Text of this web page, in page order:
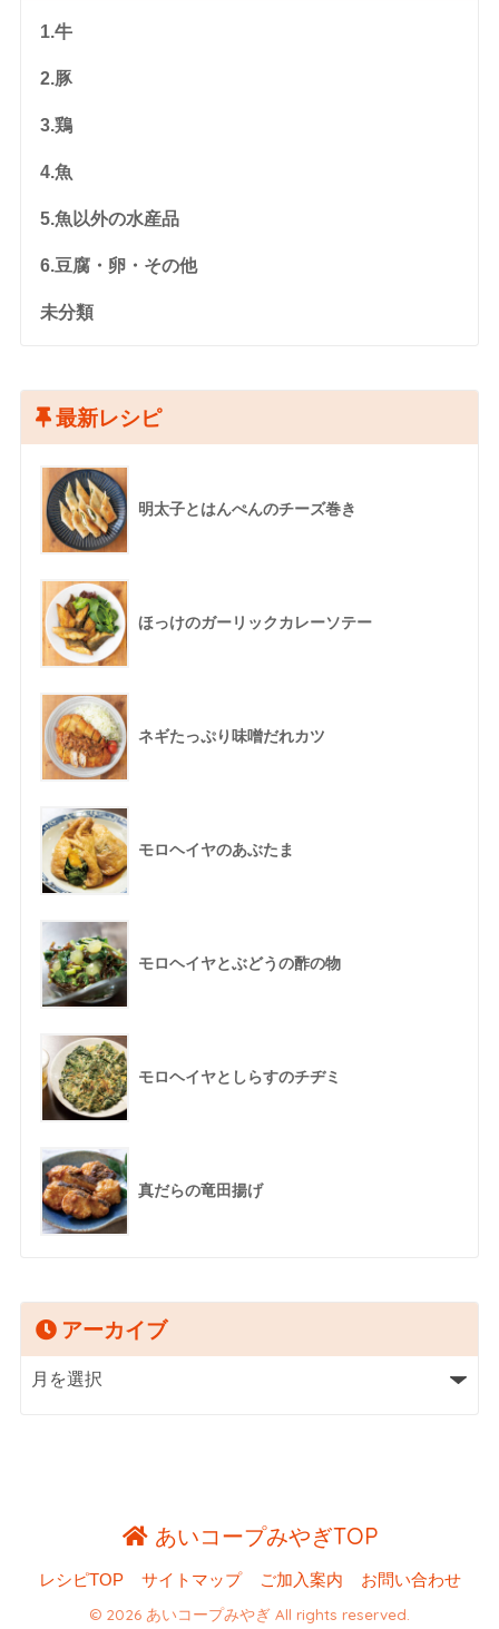
1.牛
2.豚
3.鶏
4.魚
5.魚以外の水産品
6.豆腐・卵・その他
未分類
最新レシピ
明太子とはんぺんのチーズ巻き
ほっけのガーリックカレーソテー
ネギたっぷり味噌だれカツ
モロヘイヤのあぶたま
モロヘイヤとぶどうの酢の物
モロヘイヤとしらすのチヂミ
真だらの竜田揚げ
アーカイブ
あいコープみやぎTOP
レシピTOP サイトマップ ご加入案内 お問い合わせ
© 2026 あいコープみやぎ All rights reserved.